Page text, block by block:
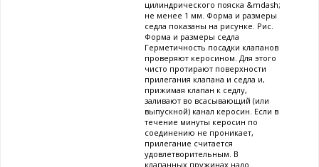
цилиндрического пояска &mdash;
не менее 1 мм. Форма и размеры
седла показаны на рисунке. Рис.
Форма и размеры седла
Герметичность посадки клапанов
проверяют керосином. Для этого
чисто протирают поверхности
прилегания клапана и седла и,
прижимая клапан к седлу,
заливают во всасывающий (или
выпускной) канал керосин. Если в
течение минуты керосин по
соединению не проникает,
прилегание считается
удовлетворительным. В
клапанных пружинах надо